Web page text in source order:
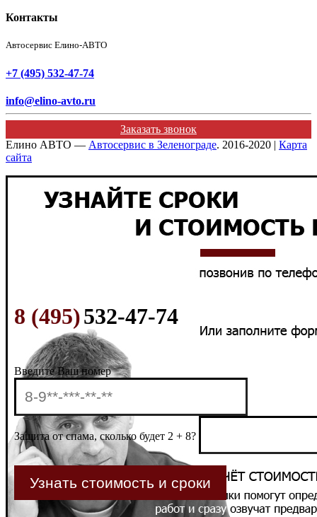
Контакты
Автосервис Елино-АВТО
+7 (495) 532-47-74
info@elino-avto.ru
Заказать звонок
Елино АВТО — Автосервис в Зеленограде. 2016-2020 | Карта
сайта
8 (495)532-47-74
Введите Ваш номер
Защита от спама, сколько будет 2 + 8?